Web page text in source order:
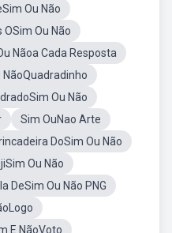
Ou Não
OSim Ou Não
Nãoa Cada Resposta
NãoQuadradinho
Ou Não
Sim OuNao Arte
DoSim Ou Não
Ou Não
DeSim Ou Não PNG
E NãoVoto